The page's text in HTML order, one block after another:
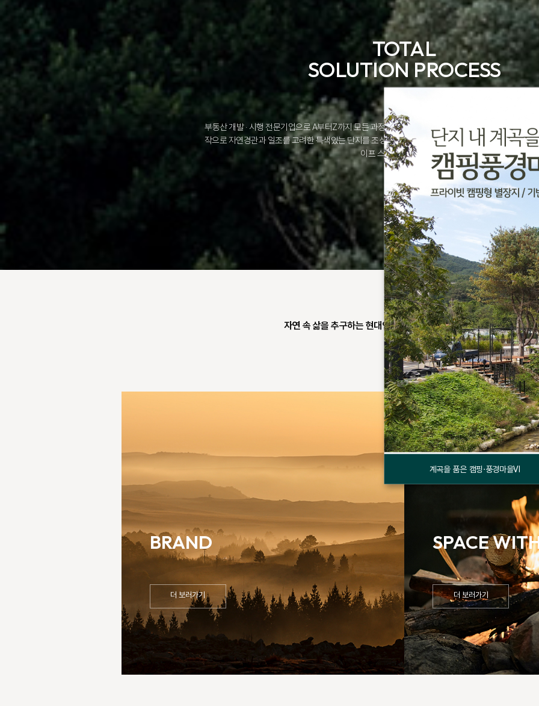
계곡을 품은 캠핑·풍경마을Ⅵ
TOTAL
SOLUTION PROCESS
부동산 개발 · 시행 전문기업으로 A부터Z까지 모든 과정을 아우르는 Total solution process가 가능
작으로 자연경관과 일조를 고려한 특색있는 단지를 조성하여 생활환경을 좀 더 쾌적하게 즐길 수 있도
이프 스타일을 제시합니다.
더 보러가기
자연 속 삶을 추구하는 현대인들을 위한 이야기가 있는 맞춤형 공간.
BRAND
더 보러가기
SPACE
더 보러가기